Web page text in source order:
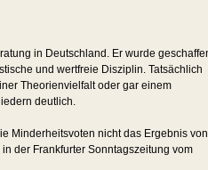
in Deutschland. Er wurde
und wertfreie Disziplin. Tatsächlich
Theorienvielfalt oder gar einem
deutlich.
Minderheitsvoten nicht das Ergebnis von
der Frankfurter Sonntagszeitung vom